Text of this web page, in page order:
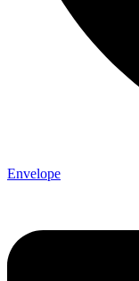
Envelope